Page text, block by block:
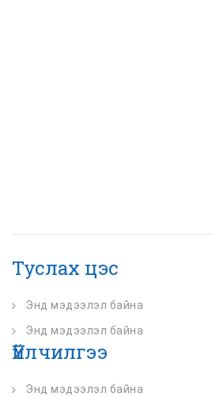
Туслах цэс
Энд мэдээлэл байна
Энд мэдээлэл байна
Үйлчилгээ
Энд мэдээлэл байна